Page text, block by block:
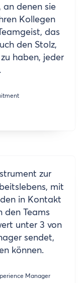
an denen sie
Kollegen
das
den Stolz,
haben, jeder
zur
mit
in Kontakt
den Teams
unter 3 von
sendet,
können.
Manager